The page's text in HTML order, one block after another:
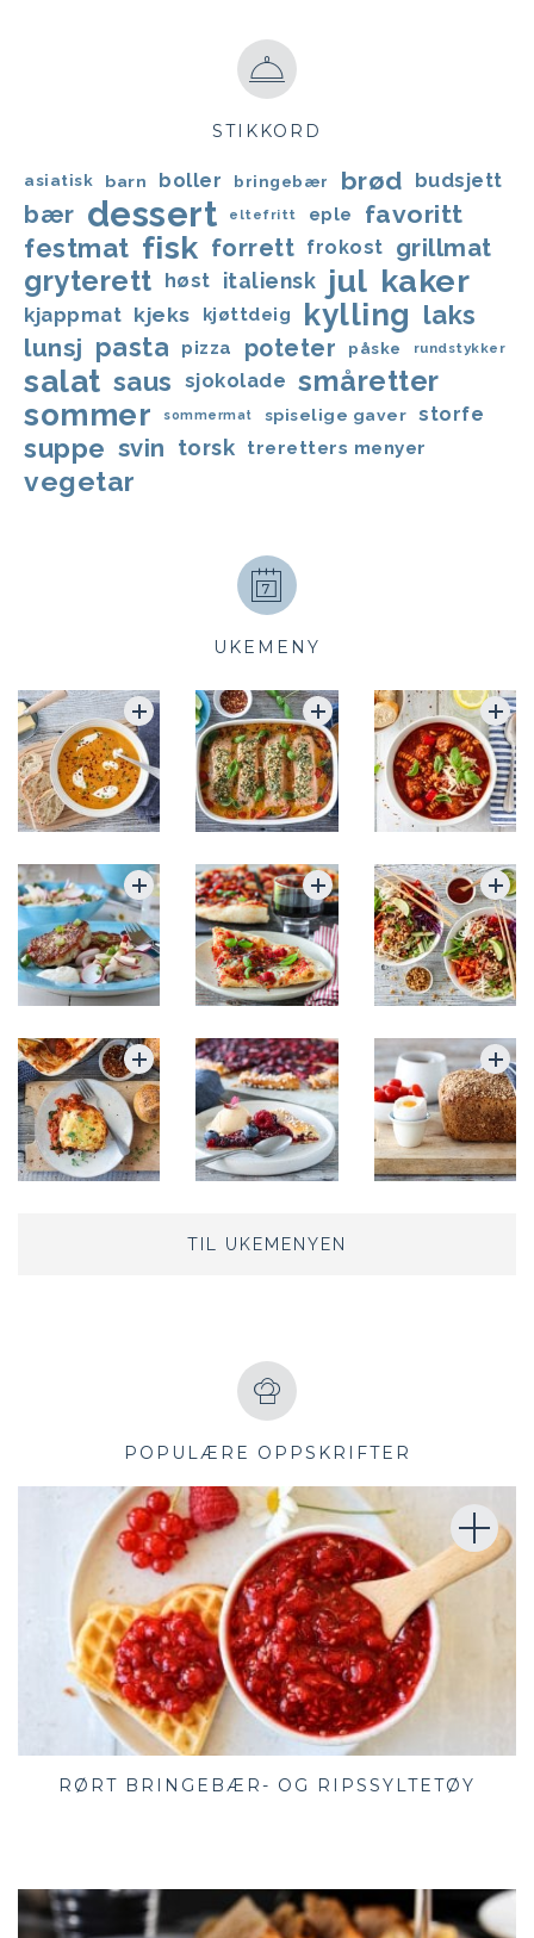
STIKKORD
asiatisk barn boller bringebær brød budsjett
bær dessert eltefritt eple favoritt
festmat fisk forrett frokost grillmat
gryterett høst italiensk jul kaker
kjappmat kjeks kjøttdeig kylling laks
lunsj pasta pizza poteter påske rundstykker
salat saus sjokolade småretter
sommer sommermat spiselige gaver storfe
suppe svin torsk treretters menyer
vegetar
UKEMENY
TIL UKEMENYEN
POPULÆRE OPPSKRIFTER
RØRT BRINGEBÆR- OG RIPSSYLTETØY